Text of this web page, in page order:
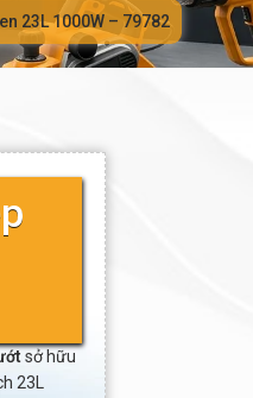
23L 1000W – 79782
sở hữu
23L